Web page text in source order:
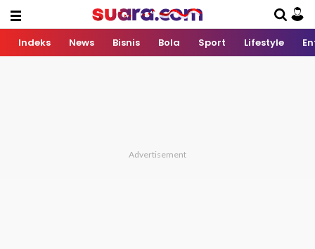
Indeks News Bisnis Bola Sport Lifestyle